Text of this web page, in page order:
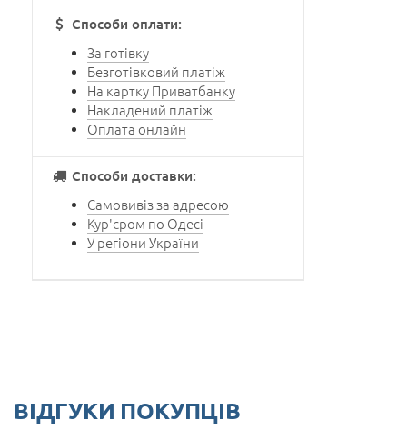
Способи оплати:
За готівку
Безготівковий платіж
На картку Приватбанку
Накладений платіж
Оплата онлайн
Способи доставки:
Самовивіз за адресою
Кур'єром по Одесі
У регіони України
ВІДГУКИ ПОКУПЦІВ